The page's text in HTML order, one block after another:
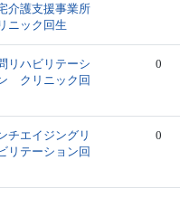
介護支援事業所
ニック回生
リハビリテーシ
クリニック回
0
チエイジングリ
リテーション回
0